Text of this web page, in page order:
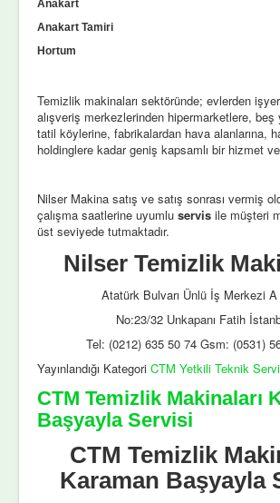
Anakart
Anakart Tamiri
Hortum
Temizlik makinaları sektöründe; evlerden
alışveriş merkezlerinden hipermarketlere, beş
tatil köylerine, fabrikalardan hava alanlarına,
holdinglere kadar geniş kapsamlı bir hizmet
Nilser Makina satış ve satış sonrası vermiş
çalışma saatlerine uyumlu servis ile müşteri
üst seviyede tutmaktadır.
Nilser Temizlik
Atatürk Bulvarı Ünlü İş Merkezi
No:23/32 Unkapanı Fatih
Tel: (0212) 635 50 74 Gsm: (0531)
Yayınlandığı Kategori CTM Yetkili Teknik
CTM Temizlik Makinaları
Başyayla Servisi
CTM Temizlik
Karaman Başyayla